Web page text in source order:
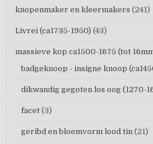
knopenmaker en kleermakers (241)
Livrei (ca1735-1950) (43)
massieve kop ca1500-1675 (tot
badgeknoop - insigne knoop
dikwandig gegoten los oog (1270-
facet (3)
geribd en bloemvorm lood tin (21)